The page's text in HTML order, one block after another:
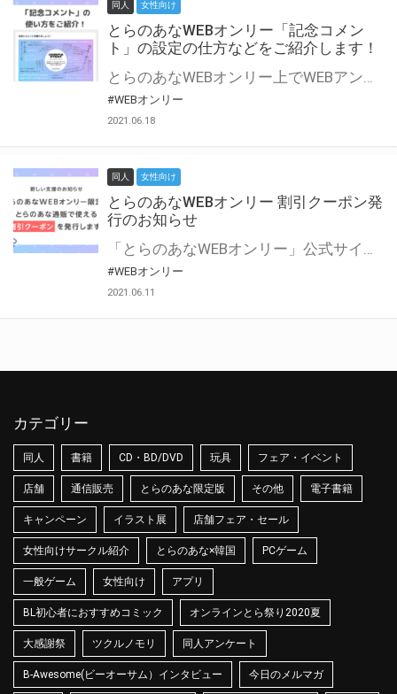
同人 女性向け
とらのあなWEBオンリー「記念コメン
ト」の設定の仕方などをご紹介します！
とらのあなWEBオンリー上でWEBアンソロジーが作成できる「記念コメント」について、その使い方や作成手順を解説します！ 支援タイプを「サークル参加型」「サークル参加型・マルシェ(イベント会場)機能付き」でお申し込みいただいている主催者様はぜひご活用ください♪ とらのあなWEBオンリーサイトはこちら
#WEBオンリー
2021.06.18
同人 女性向け
とらのあなWEBオンリー 割引クーポン発
行のお知らせ
「とらのあなWEBオンリー」公式サイトでとらのあな通販の「割引クーポン」を配布中！ イベントごとに開催当日限定で使える割引クーポンのシリアルコードを発行します。 とらのあなWEBオンリーのページをチェックして、イベント当日にお得にお買い物を楽しみましょう♪ ※本キャンペーンは予告なく終了する場合がございます。 とらのあなWEBオンリーサイトはこちら
#WEBオンリー
2021.06.11
カテゴリー
同人 書籍 CD・BD/DVD 玩具 フェア・イベント
店舗 通信販売 とらのあな限定版 その他 電子書籍
キャンペーン イラスト展 店舗フェア・セール
女性向けサークル紹介 とらのあな×韓国 PCゲーム
一般ゲーム 女性向け アプリ
BL初心者におすすめコミック オンラインとら祭り2020夏
大感謝祭 ツクルノモリ 同人アンケート
B-Awesome(ビーオーサム）インタビュー 今日のメルマガ